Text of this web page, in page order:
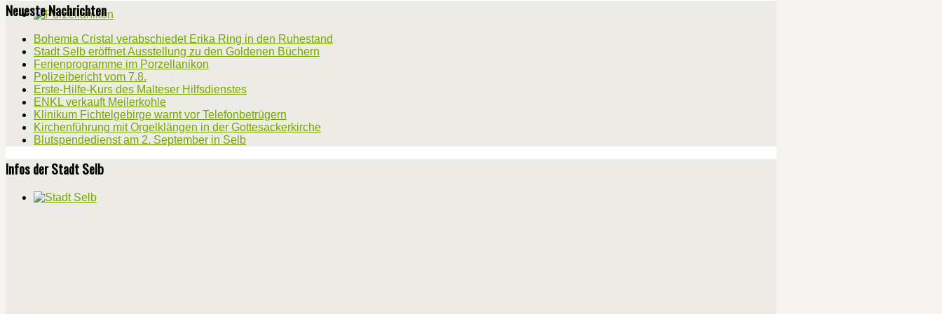
Neueste Nachrichten
Bohemia Cristal verabschiedet Erika Ring in den Ruhestand
Stadt Selb eröffnet Ausstellung zu den Goldenen Büchern
Ferienprogramme im Porzellanikon
Polizeibericht vom 7.8.
Erste-Hilfe-Kurs des Malteser Hilfsdienstes
ENKL verkauft Meilerkohle
Klinikum Fichtelgebirge warnt vor Telefonbetrügern
Kirchenführung mit Orgelklängen in der Gottesackerkirche
Blutspendedienst am 2. September in Selb
Infos der Stadt Selb